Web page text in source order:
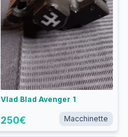
Vlad Blad Avenger 1
250€ Macchinette